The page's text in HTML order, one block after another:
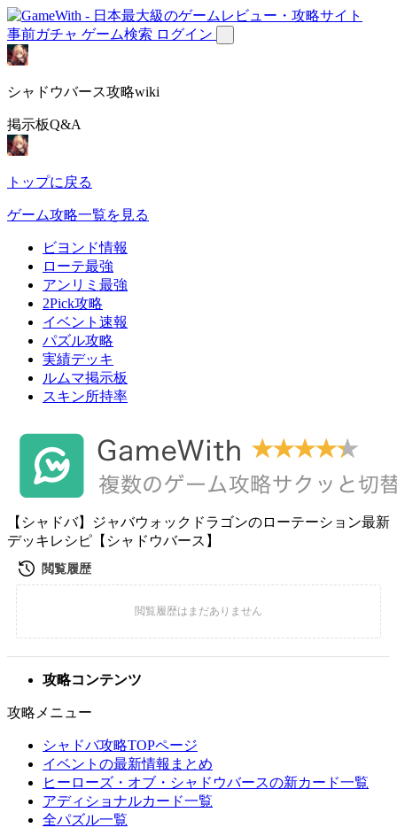
事前ガチャ ゲーム検索 ログイン
シャドウバース攻略wiki
掲示板Q&A
トップに戻る
ゲーム攻略一覧を見る
ビヨンド情報
ローテ最強
アンリミ最強
2Pick攻略
イベント速報
パズル攻略
実績デッキ
ルムマ掲示板
スキン所持率
【シャドバ】ジャバウォックドラゴンのローテーション最新
デッキレシピ【シャドウバース】
攻略コンテンツ
攻略メニュー
シャドバ攻略TOPページ
イベントの最新情報まとめ
ヒーローズ・オブ・シャドウバースの新カード一覧
アディショナルカード一覧
全パズル一覧